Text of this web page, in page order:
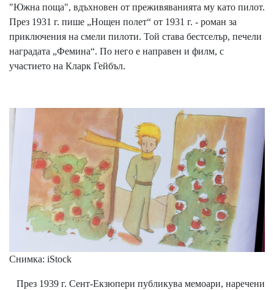
"Южна поща", вдъхновен от преживяванията му като пилот.
През 1931 г. пише „Нощен полет“ от 1931 г. - роман за
приключения на смели пилоти. Той става бестселър, печели
наградата „Фемина“. По него е направен и филм, с
участието на Кларк Гейбъл.
Снимка: iStock
През 1939 г. Сент-Екзюпери публикува мемоари, наречени